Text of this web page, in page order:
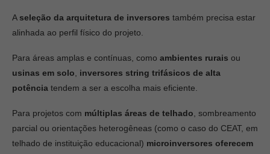
A seleção da arquitetura de inversores também precisa estar
alinhada ao perfil físico do projeto.
Para áreas amplas e contínuas, como ambientes rurais ou
usinas em solo
inversores string trifásicos de alta
potência tendem a ser a escolha mais eficiente.
Para projetos com múltiplas áreas de telhado , sombreamento
parcial ou orientações heterogêneas (como o caso do CEAT, em
telhado de instituição educacional) microinversores oferecem